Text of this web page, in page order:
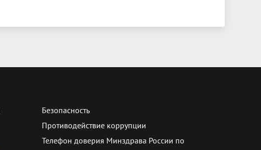
Безопасность
Противодействие коррупции
Телефон доверия Минздрава России по